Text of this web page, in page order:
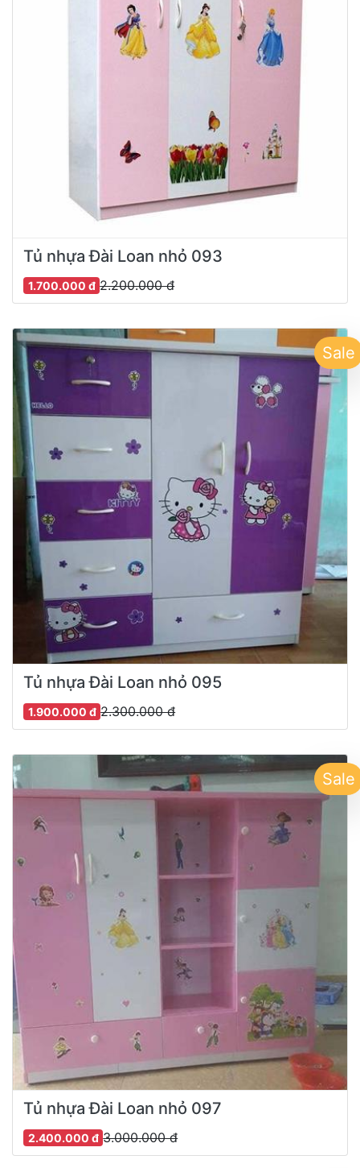
Tủ nhựa Đài Loan nhỏ 093
2.200.000 đ
1.700.000 đ
Sale
Tủ nhựa Đài Loan nhỏ 095
2.300.000 đ
1.900.000 đ
Sale
Tủ nhựa Đài Loan nhỏ 097
3.000.000 đ
2.400.000 đ